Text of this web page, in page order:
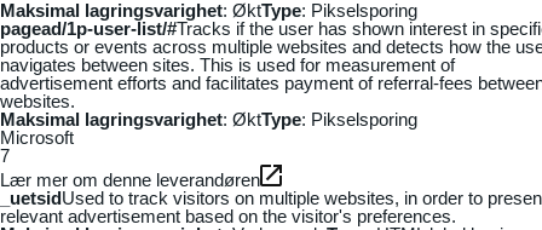
Maksimal lagringsvarighet: ØktType: Pikselsporing
pagead/1p-user-list/#Tracks if the user has shown interest in
products or events across multiple websites and detects how the
navigates between sites. This is used for measurement of
advertisement efforts and facilitates payment of referral-fees
websites.
Maksimal lagringsvarighet: ØktType: Pikselsporing
Microsoft
7
Lær mer om denne leverandøren
_uetsidUsed to track visitors on multiple websites, in order to
relevant advertisement based on the visitor's preferences.